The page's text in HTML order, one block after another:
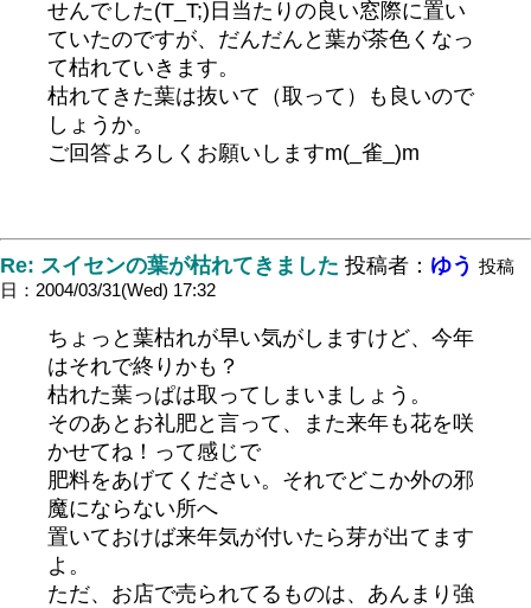
せんでした(T_T;)日当たりの良い窓際に置い
ていたのですが、だんだんと葉が茶色くなっ
て枯れていきます。
枯れてきた葉は抜いて（取って）も良いので
しょうか。
ご回答よろしくお願いしますm(_雀_)m
Re: スイセンの葉が枯れてきました 投稿者： ゆう 投稿
日：2004/03/31(Wed) 17:32
ちょっと葉枯れが早い気がしますけど、今年
はそれで終りかも？
枯れた葉っぱは取ってしまいましょう。
そのあとお礼肥と言って、また来年も花を咲
かせてね！って感じで
肥料をあげてください。それでどこか外の邪
魔にならない所へ
置いておけば来年気が付いたら芽が出てます
よ。
ただ、お店で売られてるものは、あんまり強